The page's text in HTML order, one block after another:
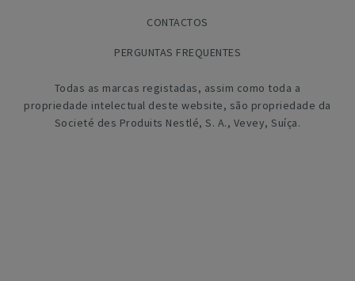
CONTACTOS
PERGUNTAS FREQUENTES
Todas as marcas registadas, assim como toda a
propriedade intelectual deste website, são propriedade da
Societé des Produits Nestlé, S. A., Vevey, Suíça.